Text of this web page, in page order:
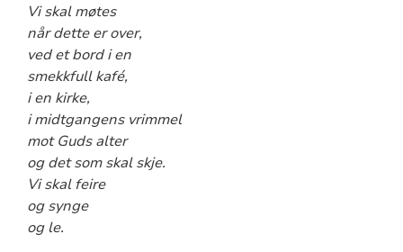
Vi skal møtes
når dette er over,
ved et bord i en
smekkfull kafé,
i en kirke,
i midtgangens vrimmel
mot Guds alter
og det som skal skje.
Vi skal feire
og synge
og le.